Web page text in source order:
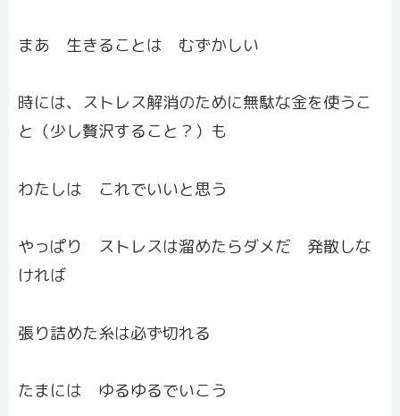
まあ 生きることは むずかしい
時には、ストレス解消のために無駄な金を使うこ
と（少し贅沢すること？）も
わたしは これでいいと思う
やっぱり ストレスは溜めたらダメだ 発散しな
ければ
張り詰めた糸は必ず切れる
たまには ゆるゆるでいこう